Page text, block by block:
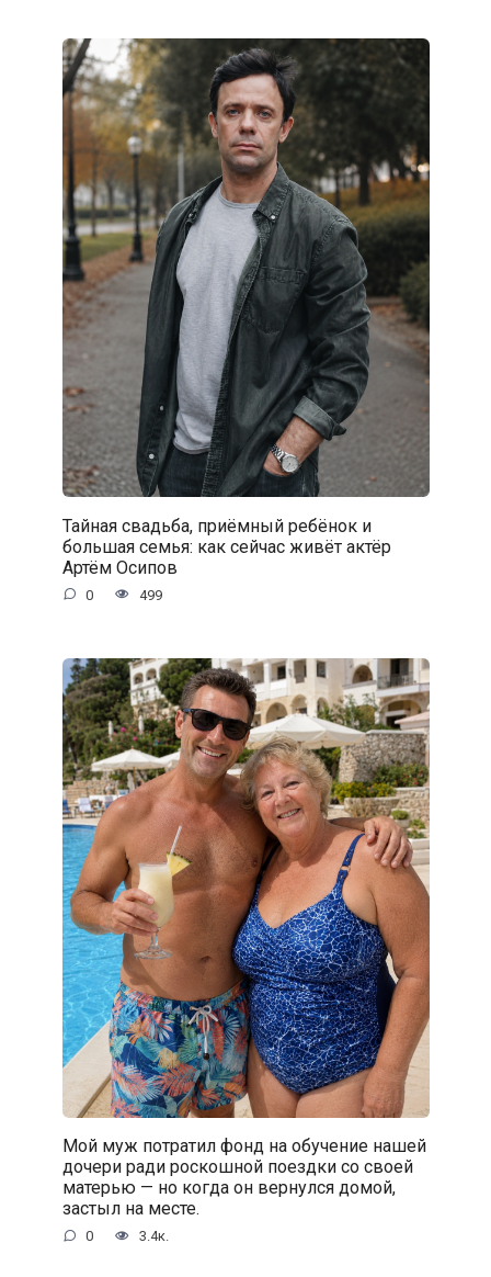
Тайная свадьба, приёмный ребёнок и
большая семья: как сейчас живёт актёр
Артём Осипов
0 499
Мой муж потратил фонд на обучение нашей
дочери ради роскошной поездки со своей
матерью — но когда он вернулся домой,
застыл на месте.
0 3.4к.